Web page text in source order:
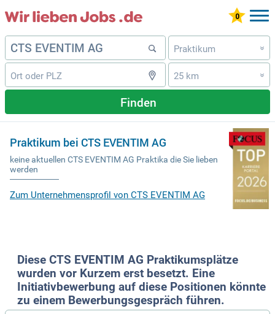
Praktikum »
25 km »
Finden
Praktikum bei CTS EVENTIM AG
keine aktuellen CTS EVENTIM AG Praktika die Sie lieben
werden
Zum Unternehmensprofil von CTS EVENTIM AG
Diese CTS EVENTIM AG Praktikumsplätze
wurden vor Kurzem erst besetzt. Eine
Initiativbewerbung auf diese Positionen könnte
zu einem Bewerbungsgespräch führen.